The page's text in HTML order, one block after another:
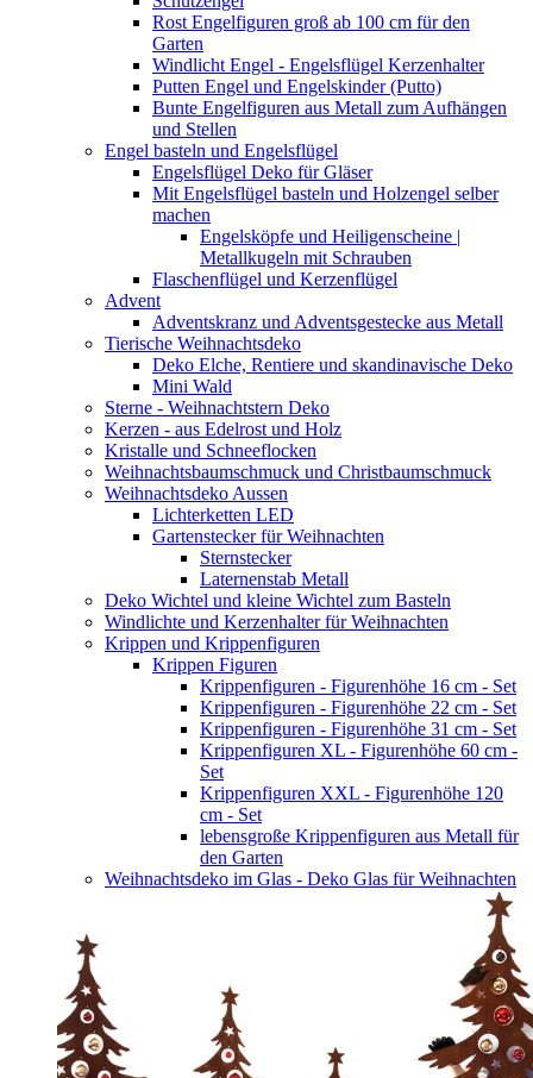
Rost Engelfiguren groß ab 100 cm für den
Garten
Windlicht Engel - Engelsflügel Kerzenhalter
Putten Engel und Engelskinder (Putto)
Bunte Engelfiguren aus Metall zum Aufhängen
und Stellen
Engel basteln und Engelsflügel
Engelsflügel Deko für Gläser
Mit Engelsflügel basteln und Holzengel selber
machen
Engelsköpfe und Heiligenscheine |
Metallkugeln mit Schrauben
Flaschenflügel und Kerzenflügel
Advent
Adventskranz und Adventsgestecke aus Metall
Tierische Weihnachtsdeko
Deko Elche, Rentiere und skandinavische Deko
Mini Wald
Sterne - Weihnachtstern Deko
Kerzen - aus Edelrost und Holz
Kristalle und Schneeflocken
Weihnachtsbaumschmuck und Christbaumschmuck
Weihnachtsdeko Aussen
Lichterketten LED
Gartenstecker für Weihnachten
Sternstecker
Laternenstab Metall
Deko Wichtel und kleine Wichtel zum Basteln
Windlichte und Kerzenhalter für Weihnachten
Krippen und Krippenfiguren
Krippen Figuren
Krippenfiguren - Figurenhöhe 16 cm - Set
Krippenfiguren - Figurenhöhe 22 cm - Set
Krippenfiguren - Figurenhöhe 31 cm - Set
Krippenfiguren XL - Figurenhöhe 60 cm -
Set
Krippenfiguren XXL - Figurenhöhe 120
cm - Set
lebensgroße Krippenfiguren aus Metall für
den Garten
Weihnachtsdeko im Glas - Deko Glas für Weihnachten